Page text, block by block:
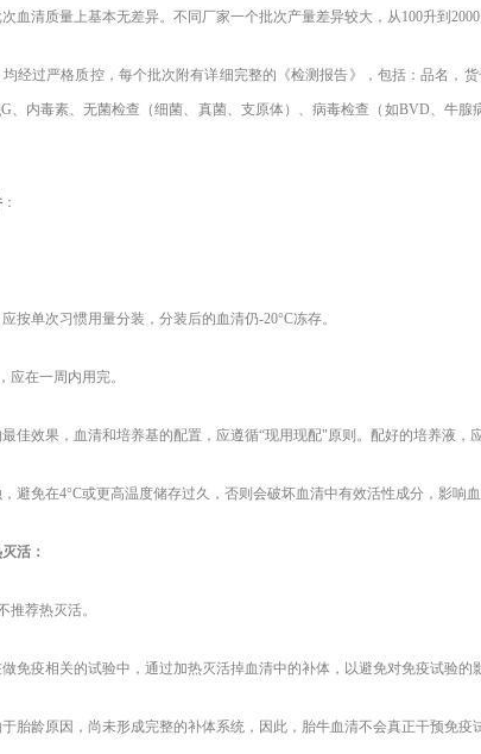
血清质量上基本无差异。不同厂家一个批次产量差异较大，从100升到
经过严格质控，每个批次附有详细完整的《检测报告》，包括：品名，
、内毒素、无菌检查（细菌、真菌、支原体）、病毒检查（如BVD、牛
：
按单次习惯用量分装，分装后的血清仍-20°C冻存。
应在一周内用完。
佳效果，血清和培养基的配置，应遵循“现用现配"原则。配好的培养液，
避免在4°C或更高温度储存过久，否则会破坏血清中有效活性成分，影响血
活：
推荐热灭活。
免疫相关的试验中，通过加热灭活掉血清中的补体，以避免对免疫试验的
胎龄原因，尚未形成完整的补体系统，因此，胎牛血清不会真正干预免疫